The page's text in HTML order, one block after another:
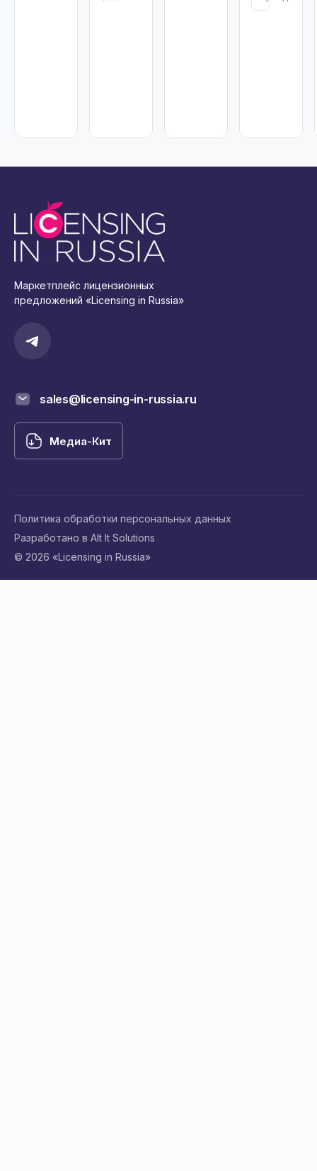
Маркетплейс лицензионных
предложений «Licensing in Russia»
sales@licensing-in-russia.ru
Медиа-Кит
© 2026 «Licensing in Russia»
Политика обработки персональных данных
Разработано в Alt It Solutions